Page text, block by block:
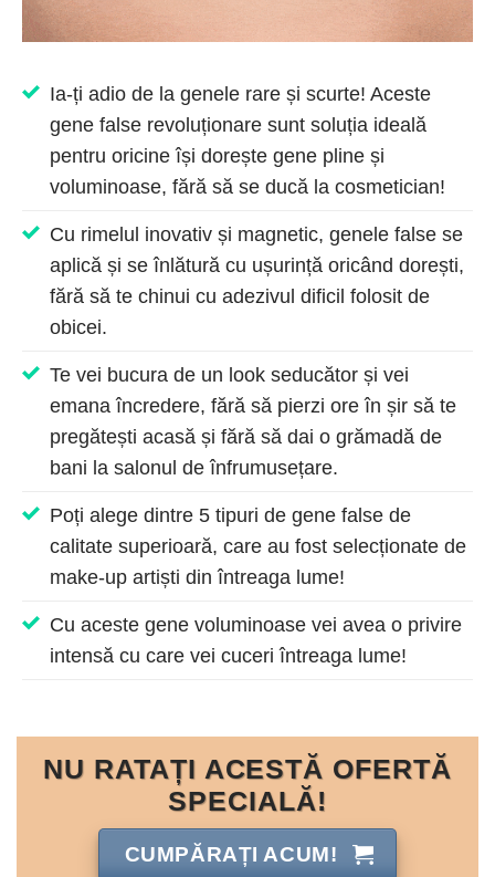
Ia-ți adio de la genele rare și scurte! Aceste
gene false revoluționare sunt soluția ideală
pentru oricine își dorește gene pline și
voluminoase, fără să se ducă la cosmetician!
Cu rimelul inovativ și magnetic, genele false se
aplică și se înlătură cu ușurință oricând dorești,
fără să te chinui cu adezivul dificil folosit de
obicei.
Te vei bucura de un look seducător și vei
emana încredere, fără să pierzi ore în șir să te
pregătești acasă și fără să dai o grămadă de
bani la salonul de înfrumusețare.
Poți alege dintre 5 tipuri de gene false de
calitate superioară, care au fost selecționate de
make-up artiști din întreaga lume!
Cu aceste gene voluminoase vei avea o privire
intensă cu care vei cuceri întreaga lume!
NU RATAȚI ACESTĂ OFERTĂ
SPECIALĂ!
CUMPĂRAȚI ACUM!